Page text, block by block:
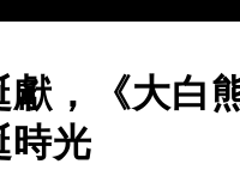
，《大白
時光